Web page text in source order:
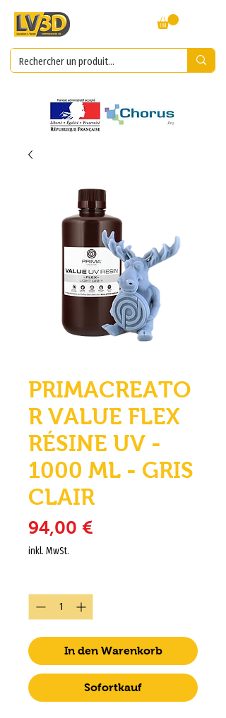
PRIMACREATO
R VALUE FLEX
RÉSINE UV -
1000 ML - GRIS
CLAIR
94,00 €
inkl. MwSt.
In den Warenkorb
Sofortkauf